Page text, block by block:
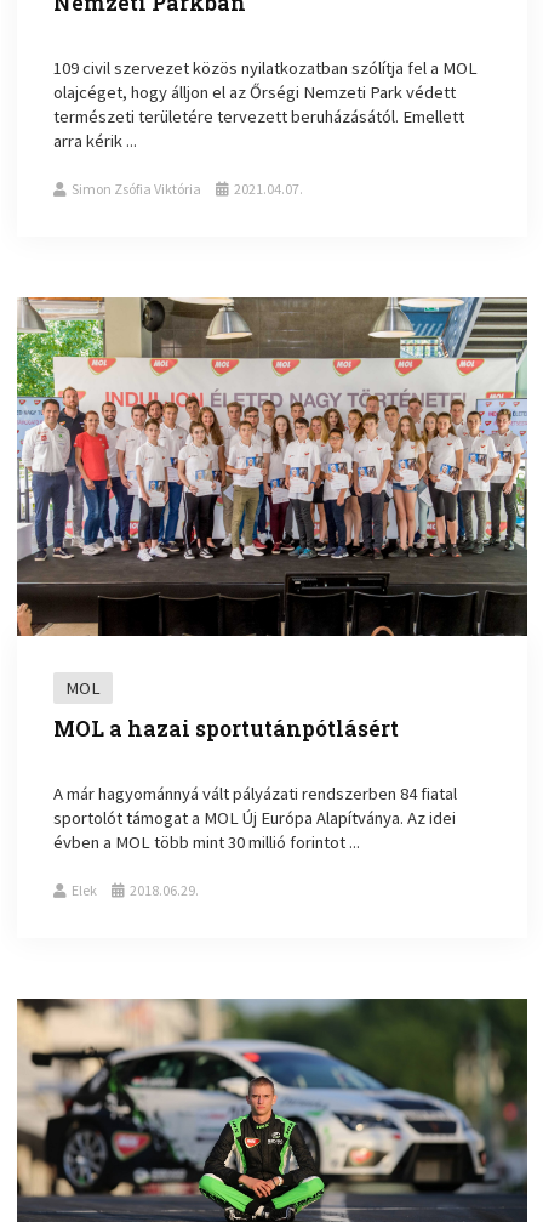
109 civil szervezet közös nyilatkozatban szólítja fel a MOL
olajcéget, hogy álljon el az Őrségi Nemzeti Park védett
természeti területére tervezett beruházásától. Emellett
arra kérik ...
Simon Zsófia Viktória 2021.04.07.
MOL
MOL a hazai sportutánpótlásért
A már hagyománnyá vált pályázati rendszerben 84 fiatal
sportolót támogat a MOL Új Európa Alapítványa. Az idei
évben a MOL több mint 30 millió forintot ...
Elek 2018.06.29.